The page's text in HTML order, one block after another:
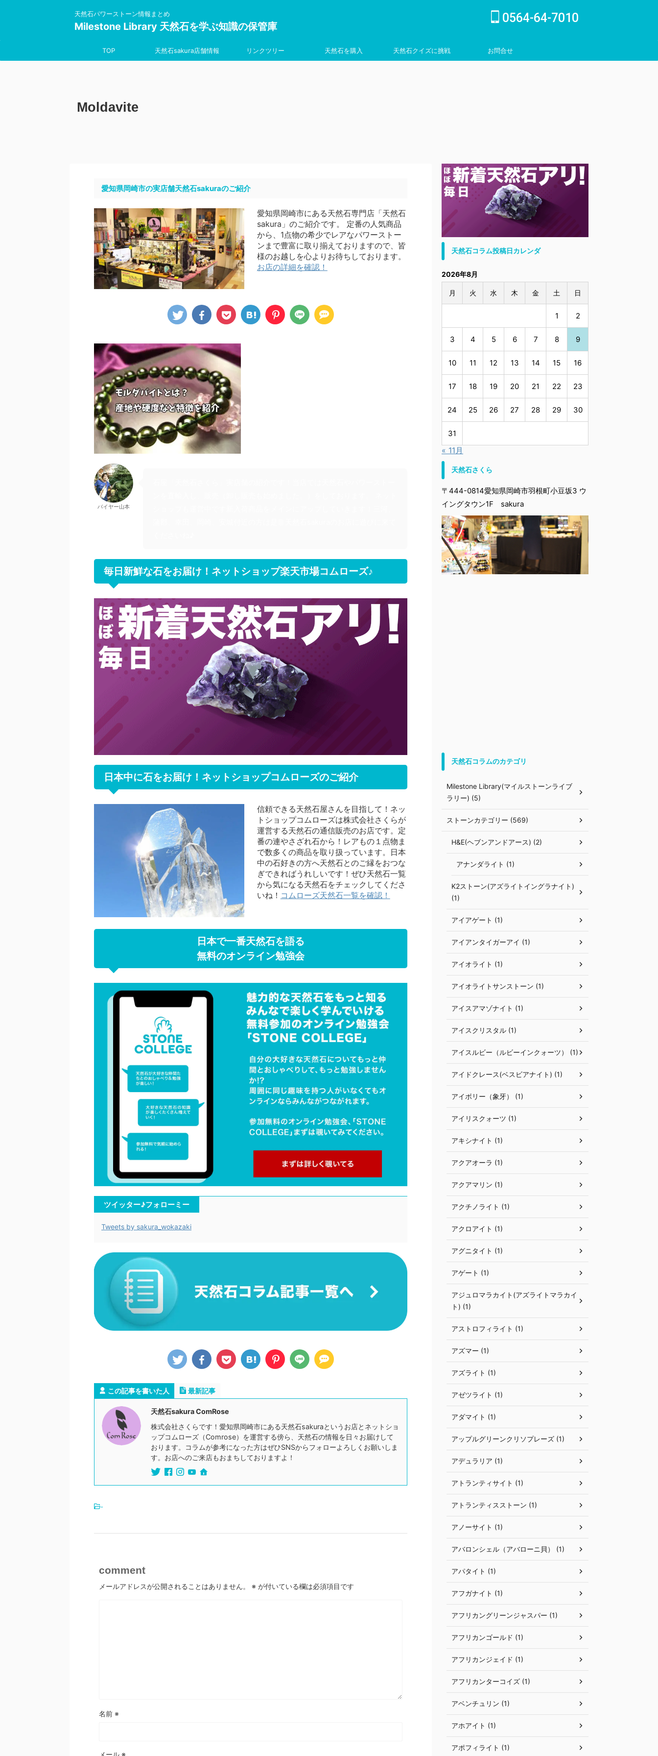
天然石パワーストーン情報まとめ
Milestone Library 天然石を学ぶ知識の保管庫
0564-64-7010
TOP 天然石sakura店舗情報 リンクツリー 天然石を購入 天然石クイズに挑戦 お問合せ
Moldavite
愛知県岡崎市の実店舗天然石sakuraのご紹介
愛知県岡崎市にある天然石専門店「天然石
sakura」のご紹介です。 定番の人気商品
から、1点物の希少でレアなパワーストー
ンまで豊富に取り揃えておりますので、皆
様のお越しを心よりお待ちしております。
お店の詳細を確認！
バイヤー山本
毎日新鮮な石をお届け！ネットショップ楽天市場コムローズ♪
日本中に石をお届け！ネットショップコムローズのご紹介
信頼できる天然石屋さんを目指して！ネッ
トショップコムローズは株式会社さくらが
運営する天然石の通信販売のお店です。定
番の連やさざれ石から！レアもの１点物ま
で数多くの商品を取り扱っています。日本
中の石好きの方へ天然石とのご縁をおつな
ぎできればうれしいです！ぜひ天然石一覧
から気になる天然石をチェックしてくださ
いね！ コムローズ天然石一覧を確認！
日本で一番天然石を語る
無料のオンライン勉強会
ツイッター♪フォローミー
Tweets by sakura_wokazaki
この記事を書いた人 最新記事
天然石sakura ComRose
株式会社さくらです！愛知県岡崎市にある天然石sakuraというお店とネットショ
ップコムローズ（Comrose）を運営する傍ら、天然石の情報を日々お届けして
おります。コラムが参考になった方はぜひSNSからフォローよろしくお願いしま
す。お店へのご来店もおまちしておりますよ！
-
comment
メールアドレスが公開されることはありません。 ※ が付いている欄は必須項目です
名前 ※
天然石コラム投稿日カレンダ
2026年8月
月 火 水 木 金 土 日
1 2
3 4 5 6 7 8 9
10 11 12 13 14 15 16
17 18 19 20 21 22 23
24 25 26 27 28 29 30
31
« 11月
天然石さくら
〒444-0814愛知県岡崎市羽根町小豆坂3 ウ
イングタウン1F sakura
天然石コラムのカテゴリ
Milestone Library(マイルストーンライブ
ラリー) (5)
ストーンカテゴリー (569)
H&E(ヘブンアンドアース) (2)
アナンダライト (1)
K2ストーン(アズライトイングラナイト)
(1)
アイアゲート (1)
アイアンタイガーアイ (1)
アイオライト (1)
アイオライトサンストーン (1)
アイスアマゾナイト (1)
アイスクリスタル (1)
アイスルビー（ルビーインクォーツ） (1)
アイドクレース(ベスビアナイト) (1)
アイボリー（象牙） (1)
アイリスクォーツ (1)
アキシナイト (1)
アクアオーラ (1)
アクアマリン (1)
アクチノライト (1)
アクロアイト (1)
アグニタイト (1)
アゲート (1)
アジュロマラカイト(アズライトマラカイ
ト) (1)
アストロフィライト (1)
アズマー (1)
アズライト (1)
アゼツライト (1)
アダマイト (1)
アップルグリーンクリソプレーズ (1)
アデュラリア (1)
アトランティサイト (1)
アトランティスストーン (1)
アノーサイト (1)
アバロンシェル（アバローニ貝） (1)
アパタイト (1)
アフガナイト (1)
アフリカングリーンジャスパー (1)
アフリカンゴールド (1)
アフリカンジェイド (1)
アフリカンターコイズ (1)
アベンチュリン (1)
アホアイト (1)
アポフィライト (1)